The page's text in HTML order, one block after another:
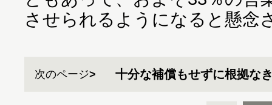
させられるようになると懸念
次のページ 十分な補償もせずに根拠な